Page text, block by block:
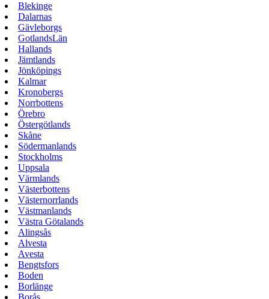
Blekinge
Dalarnas
Gävleborgs
GotlandsLän
Hallands
Jämtlands
Jönköpings
Kalmar
Kronobergs
Norrbottens
Örebro
Östergötlands
Skåne
Södermanlands
Stockholms
Uppsala
Värmlands
Västerbottens
Västernorrlands
Västmanlands
Västra Götalands
Alingsås
Alvesta
Avesta
Bengtsfors
Boden
Borlänge
Borås